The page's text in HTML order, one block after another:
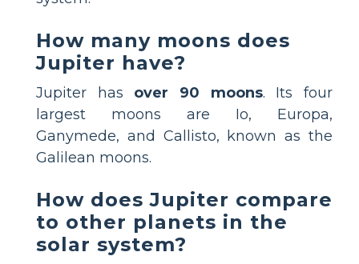
How many moons does
Jupiter have?
Jupiter has over 90 moons. Its four
largest moons are Io, Europa,
Ganymede, and Callisto, known as the
Galilean moons.
How does Jupiter compare
to other planets in the
solar system?